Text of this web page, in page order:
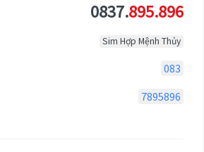
0837.895.896
Sim Hợp Mệnh Thủy
083
7895896